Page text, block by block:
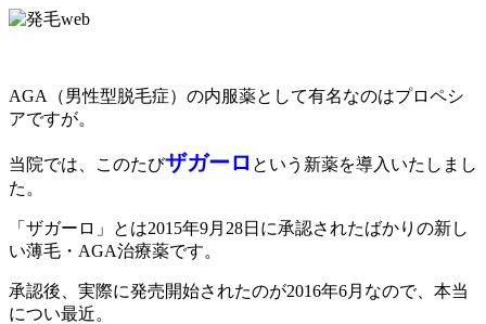
AGA（男性型脱毛症）の内服薬として有名なのはプロペシ
アですが。
当院では、このたびザガーロ という新薬を導入いたしまし
た。
「ザガーロ」とは2015年9月28日に承認されたばかりの新し
い薄毛・AGA治療薬です。
承認後、実際に発売開始されたのが2016年6月なので、本当
につい最近。